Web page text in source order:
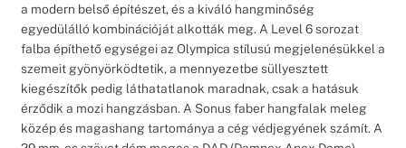
a modern belső építészet, és a kiváló hangminőség
egyedülálló kombinációját alkották meg. A Level 6 sorozat
falba építhető egységei az Olympica stílusú megjelenésükkel a
szemeit gyönyörködtetik, a mennyezetbe süllyesztett
kiegészítők pedig láthatatlanok maradnak, csak a hatásuk
érződik a mozi hangzásban. A Sonus faber hangfalak meleg
közép és magashang tartománya a cég védjegyének számít. A